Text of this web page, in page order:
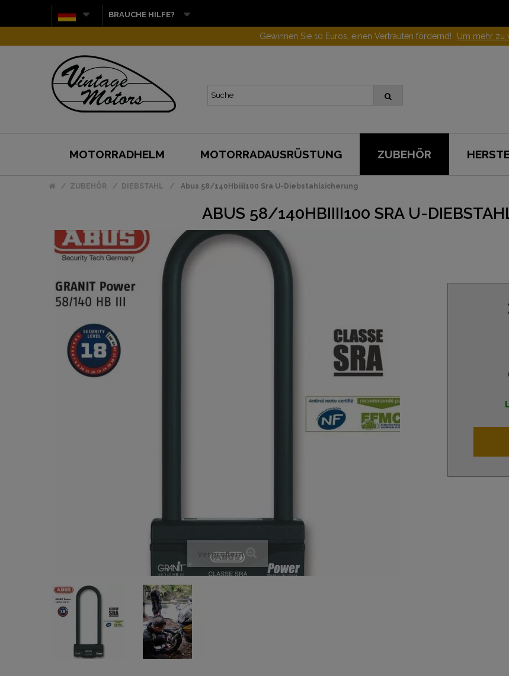
BRAUCHE HILFE?
Gewinnen Sie 10 Euros, einen Vertrauten fördernd! Um mehr zu
MOTORRADHELM MOTORRADAUSRÜSTUNG ZUBEHÖR
ZUBEHÖR DIEBSTAHL Abus 58/140Hbiiii100 Sra U-Diebstahlsicherung
ABUS 58/140HBIIII100 SRA U-
Vergrößern